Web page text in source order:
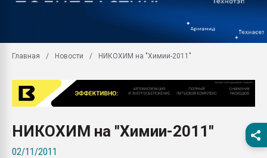
заводу пластмасс"
Помощь в подборе
Вакуум-формовочные
ближайшее
первый план в
Главная Новости НИКОХИМ на "Химии-2011"
НИКОХИМ на "Химии-2011"
02/11/2011